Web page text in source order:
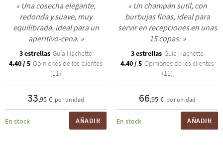
« Una cosecha elegante,
redonda y suave, muy
equilibrada, ideal para un
aperitivo-cena. »
3 estrellas Guía Hachette
4.40 / 5 Opiniones de los clientes
(11)
33,95 € por unidad
En stock AÑADIR
« Un champán sutil, con
burbujas finas, ideal para
servir en recepciones en unas
15 copas. »
3 estrellas Guía Hachette
4.40 / 5 Opiniones de los clientes
(11)
66,95 € por unidad
En stock AÑADIR